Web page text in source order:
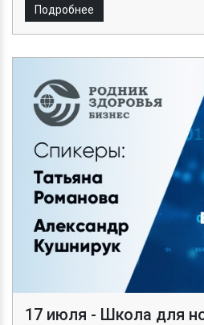
Подробнее
17 июля - Школа для